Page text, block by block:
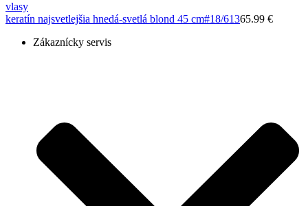
keratín najsvetlejšia hnedá-svetlá blond 45 cm#18/61365.99 €
Zákaznícky servis